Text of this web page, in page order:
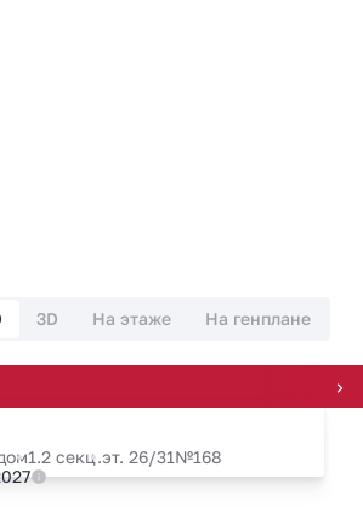
3D На этаже На генплане
1.2 секц.эт. 26/31№168